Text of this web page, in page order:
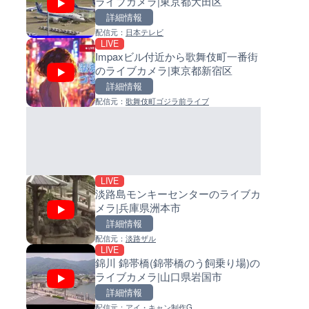
詳細情報
配信元： 日本テレビ
LIVE
Impaxビル付近から歌舞伎町一番街
のライブカメラ|東京都新宿区
詳細情報
配信元： 歌舞伎町ゴジラ前ライブ
LIVE
淡路島モンキーセンターのライブカ
メラ|兵庫県洲本市
詳細情報
配信元： 淡路ザル
LIVE
錦川 錦帯橋(錦帯橋のう飼乗り場)の
ライブカメラ|山口県岩国市
詳細情報
内海海水浴場のライブカメラ|
県南知多町
配信元：南知多町観光協会
羽田空港第2旅客ターミナルか
ライブカメラ|東京都大田区
小浦川水門付近から小浦海水
ライブカメラ|和歌山県日高町
配信元：日高町役場
導目木川 花立砂防堰堤下流の
ブカメラ|福岡県朝倉市